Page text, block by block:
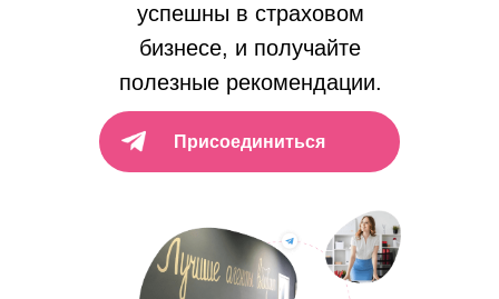
успешны в страховом
бизнесе, и получайте
полезные рекомендации.
Присоединиться